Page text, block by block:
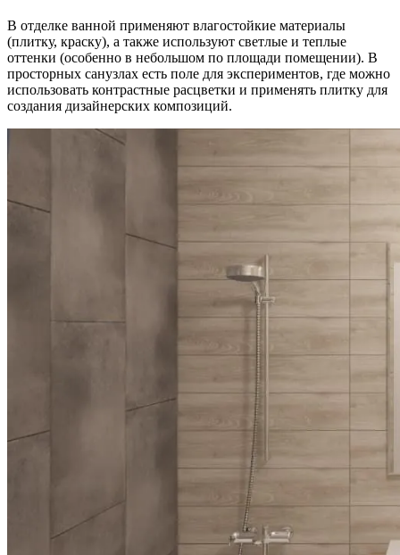
В отделке ванной применяют влагостойкие материалы
(плитку, краску), а также используют светлые и теплые
оттенки (особенно в небольшом по площади помещении). В
просторных санузлах есть поле для экспериментов, где можно
использовать контрастные расцветки и применять плитку для
создания дизайнерских композиций.